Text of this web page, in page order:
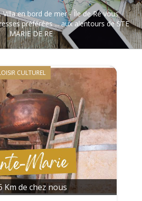
Villa en bord de mer - Île de Ré vous
préférées ... aux alentours de STE
MARIE DE RE
CULTUREL
Km de chez nous